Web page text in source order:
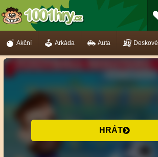
Akční Arkáda Auta Deskové
HRÁT